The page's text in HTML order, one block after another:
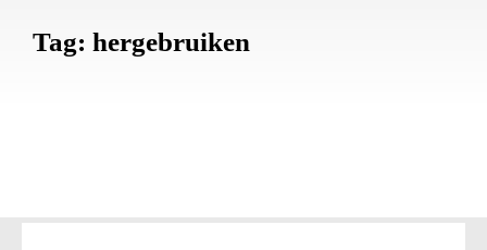
Tag: hergebruiken